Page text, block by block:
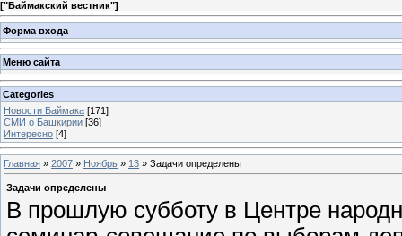
["Баймакский вестник"]
Форма входа
Меню сайта
Categories
Новости Баймака [171]
СМИ о Башкирии [36]
Интересно [4]
Главная » 2007 » Ноябрь » 13 » Задачи определены
Задачи определены
В прошлую субботу в Центре